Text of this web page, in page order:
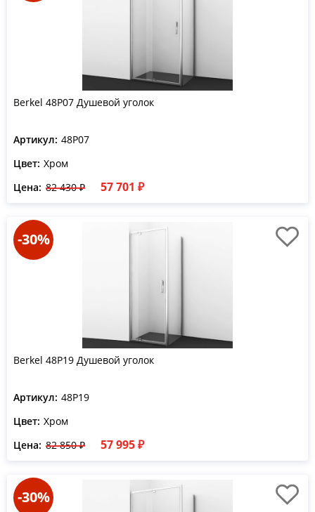
Berkel 48P07 Душевой уголок
Артикул: 48P07
Цвет: Хром
Цена: 82 430 ₽ 57 701 ₽
-30%
Berkel 48P19 Душевой уголок
Артикул: 48P19
Цвет: Хром
Цена: 82 850 ₽ 57 995 ₽
-30%